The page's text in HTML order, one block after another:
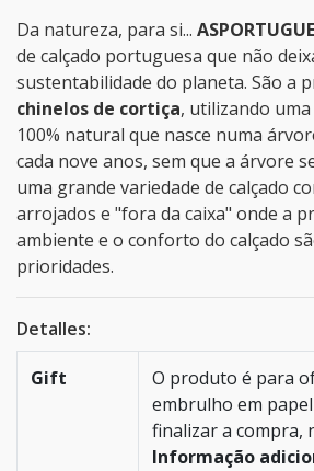
Da natureza, para si...
de calçado portuguesa que não
sustentabilidade do planeta. São a
chinelos de cortiça, utilizando
100% natural que nasce numa
cada nove anos, sem que a árvore
uma grande variedade de calçado
arrojados e "fora da caixa" onde a
ambiente e o conforto do calçado
prioridades.
Detalles:
Gift
O produto é para
embrulho em
finalizar a compra,
Informação